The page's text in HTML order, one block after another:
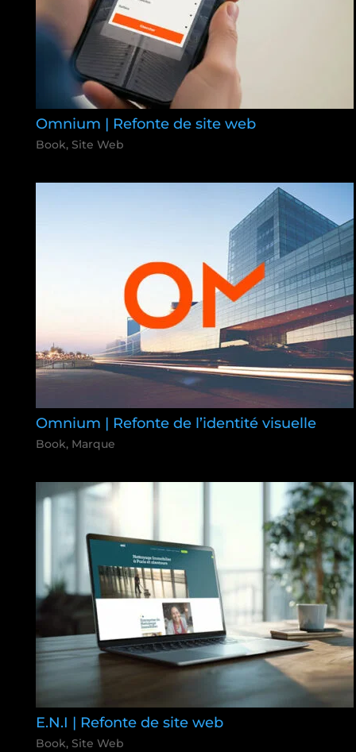
Omnium | Refonte de site web
Book, Site Web
Omnium | Refonte de l’identité visuelle
Book, Marque
E.N.I | Refonte de site web
Book, Site Web